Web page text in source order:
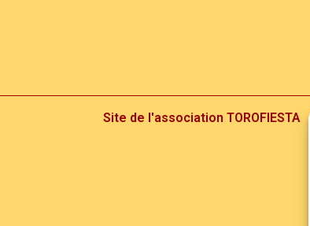
Site de l'association TOROFIESTA